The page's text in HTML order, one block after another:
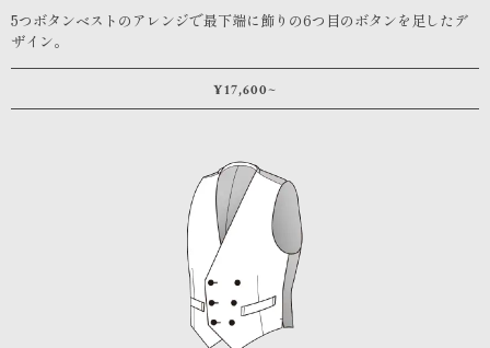
5つボタンベストのアレンジで最下端に飾りの6つ目のボタンを足したデ
ザイン。
¥17,600~